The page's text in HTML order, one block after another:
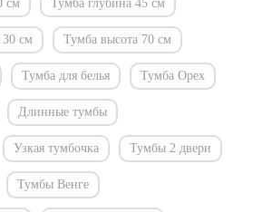
см Тумба глубина 45 см
см Тумба высота 70 см
Тумба для белья Тумба Орех
Длинные тумбы
Узкая тумбочка Тумбы 2 двери
Тумбы Венге